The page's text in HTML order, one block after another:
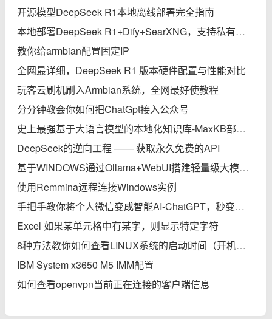
开源模型DeepSeek R1本地离线部署完全指南
本地部署DeepSeek R1+Dify+SearXNG，支持私有知识库、智能体、联网搜索的保姆级教程
教你给armbian配置固定IP
全网最详细，DeepSeek R1 版本硬件配置与性能对比
玩客云刷机刷入Armbian系统，全网最好使教程
分分钟教会你如何把ChatGpt接入公众号
史上最强基于大语言模型的本地化知识库-MaxKB部署实践完全指南
DeepSeek的逆向工程 —— 获取永久免费的API
基于WINDOWS通过Ollama+WebUI搭建轻量级大模型本地知识库
使用Remmina远程连接Windows实例
手把手教你将个人微信变成智能AI-ChatGPT，秒变专家
Excel 如果某单元格中有某字，则显示特定字符
8种方法教你如何查看LINUX系统的启动时间（开机后的运行时间）
IBM System x3650 M5 IMM配置
如何查看openvpn当前正在连接的客户端信息